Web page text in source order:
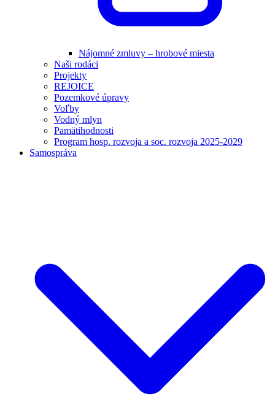
Nájomné zmluvy – hrobové miesta
Naši rodáci
Projekty
REJOICE
Pozemkové úpravy
Voľby
Vodný mlyn
Pamätihodnosti
Program hosp. rozvoja a soc. rozvoja 2025-2029
Samospráva